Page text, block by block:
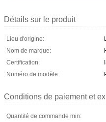
Détails sur le produit
Lieu d'origine:
Nom de marque:
Certification:
Numéro de modèle:
Conditions de paiement et
Quantité de commande min: